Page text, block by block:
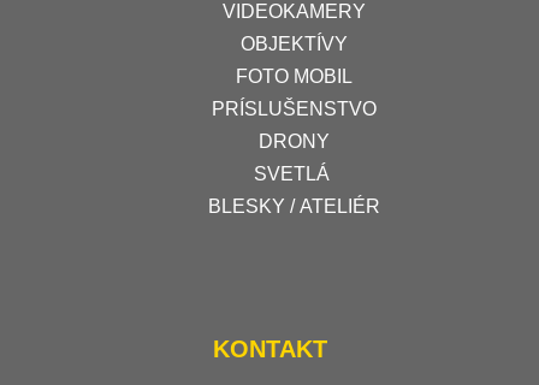
VIDEOKAMERY
OBJEKTÍVY
FOTO MOBIL
PRÍSLUŠENSTVO
DRONY
SVETLÁ
BLESKY / ATELIÉR
KONTAKT